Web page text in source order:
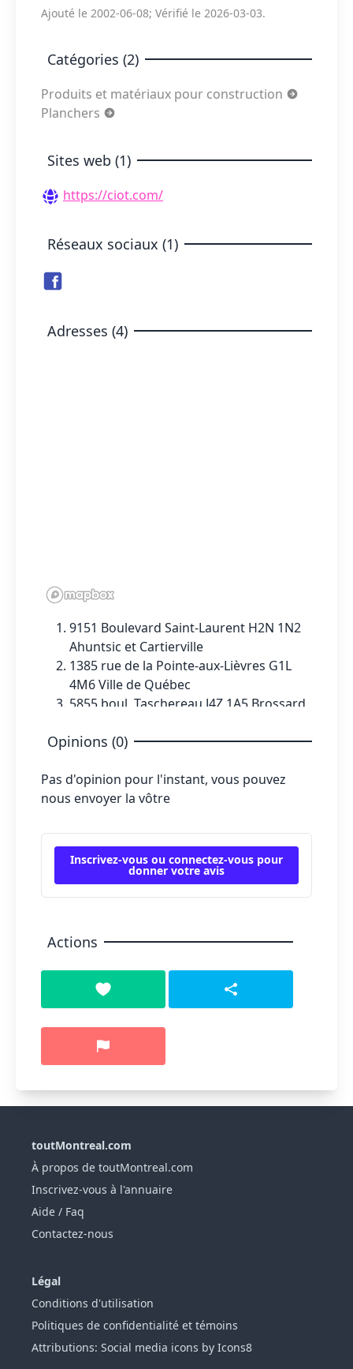
Ajouté le 2002-06-08; Vérifié le 2026-03-03.
Catégories (2)
Produits et matériaux pour construction
Planchers
Sites web (1)
https://ciot.com/
Réseaux sociaux (1)
Adresses (4)
9151 Boulevard Saint-Laurent H2N 1N2
Ahuntsic et Cartierville
1385 rue de la Pointe-aux-Lièvres G1L
4M6 Ville de Québec
5855 boul. Taschereau J4Z 1A5 Brossard
H7L 3W3 Ste-Rose
Opinions (0)
Pas d'opinion pour l'instant, vous pouvez
nous envoyer la vôtre
Inscrivez-vous ou connectez-vous pour
donner votre avis
Actions
toutMontreal.com
À propos de toutMontreal.com
Inscrivez-vous à l'annuaire
Aide / Faq
Contactez-nous
Légal
Conditions d'utilisation
Politiques de confidentialité et témoins
Attributions: Social media icons by Icons8